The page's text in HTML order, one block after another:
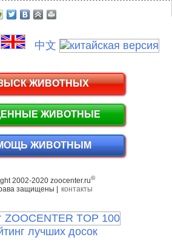
中文
ЖИВОТНЫХ
ЖИВОТНЫЕ
ЖИВОТНЫМ
2002-2020 zoocenter.ru©
защищены | контакты